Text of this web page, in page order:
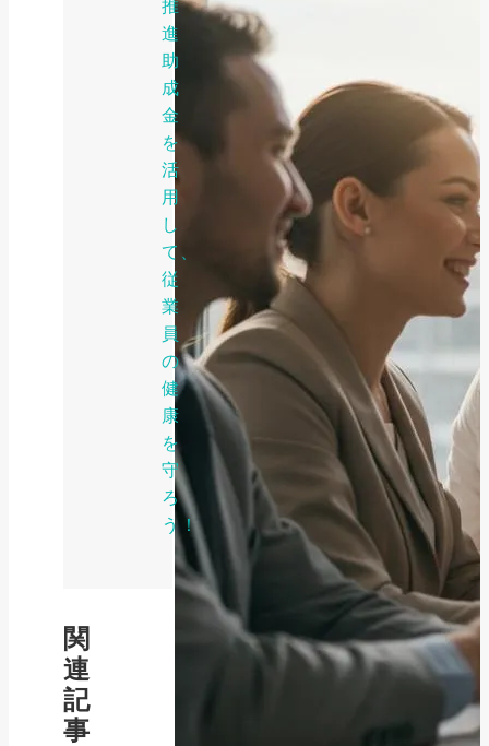
推
進
助
成
金
を
活
用
し
て、
従
業
員
の
健
康
を
守
ろ
う！
関
連
記
事